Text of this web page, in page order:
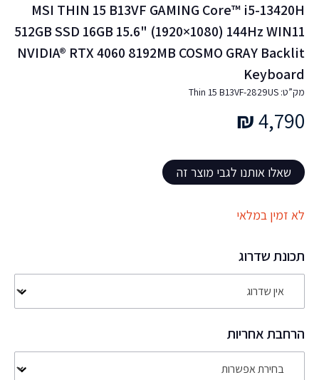
MSI THIN 15 B13VF GAMING Core™ i5-13420H
512GB SSD 16GB 15.6" (1920×1080) 144Hz WIN11
NVIDIA® RTX 4060 8192MB COSMO GRAY Backlit
Keyboard
מק”ט: Thin 15 B13VF-2829US
4,790
₪
שאלו אותנו לגבי מוצר זה
לא זמין במלאי
תכונת שדרוג
הרחבת אחריות